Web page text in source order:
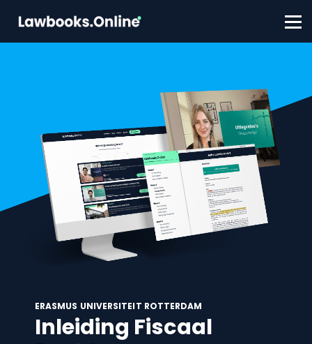
FAQ
Contact
ERASMUS UNIVERSITEIT ROTTERDAM
Inleiding Fiscaal